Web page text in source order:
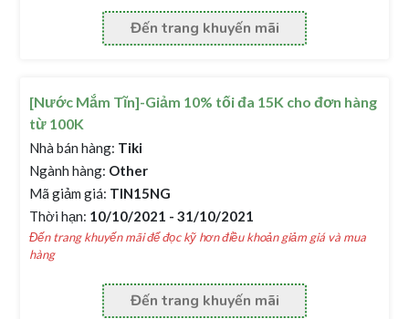
Đến trang khuyến mãi
[Nước Mắm Tĩn]-Giảm 10% tối đa 15K cho đơn hàng
từ 100K
Nhà bán hàng: Tiki
Ngành hàng: Other
Mã giảm giá: TIN15NG
Thời hạn: 10/10/2021 - 31/10/2021
Đến trang khuyến mãi để đọc kỹ hơn điều khoản giảm giá và mua
hàng
Đến trang khuyến mãi